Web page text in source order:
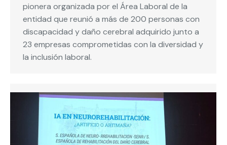
pionera organizada por el Área Laboral de la
entidad que reunió a más de 200 personas con
discapacidad y daño cerebral adquirido junto a
23 empresas comprometidas con la diversidad y
la inclusión laboral.